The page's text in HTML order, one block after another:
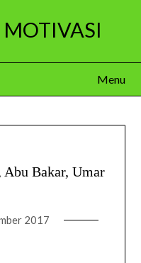
Menu
Abu Bakar, Umar
2017